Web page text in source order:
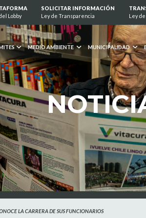
Lobby
SOLICITAR INFORMACIÓN
Ley de Transparencia
Ley
MEDIO AMBIENTE MUNICIPALIDAD
LA CARRERA DE SUS FUNCIONARIOS